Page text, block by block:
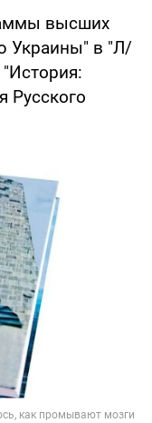
высших
Украины" в "Л/
Русского